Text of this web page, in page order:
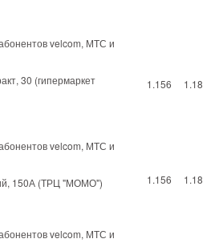
velcom, МТС и
30 (гипермаркет
1.156 1.18
velcom, МТС и
150А (ТРЦ "МОМО")
1.156 1.18
velcom, МТС и